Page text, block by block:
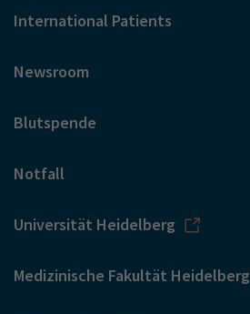
International Patients
Newsroom
Blutspende
Notfall
Universität Heidelberg
Medizinische Fakultät Heidelberg